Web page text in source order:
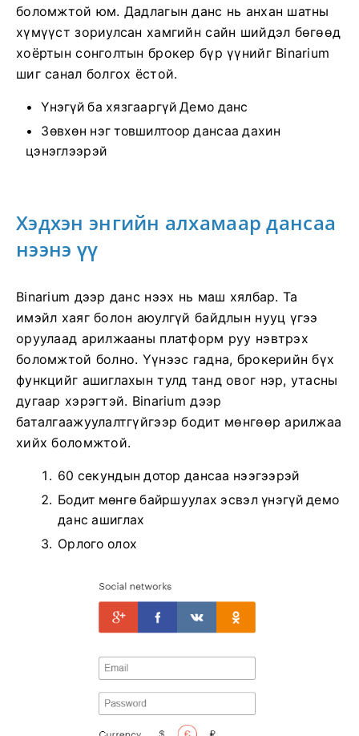
боломжтой юм. Дадлагын данс нь анхан шатны
хүмүүст зориулсан хамгийн сайн шийдэл бөгөөд
хоёртын сонголтын брокер бүр үүнийг Binarium
шиг санал болгох ёстой.
Үнэгүй ба хязгааргүй Демо данс
Зөвхөн нэг товшилтоор дансаа дахин
цэнэглээрэй
Хэдхэн энгийн алхамаар дансаа
нээнэ үү
Binarium дээр данс нээх нь маш хялбар. Та
имэйл хаяг болон аюулгүй байдлын нууц үгээ
оруулаад арилжааны платформ руу нэвтрэх
боломжтой болно. Үүнээс гадна, брокерийн бүх
функцийг ашиглахын тулд танд овог нэр, утасны
дугаар хэрэгтэй. Binarium дээр
баталгаажуулалтгүйгээр бодит мөнгөөр ​​арилжаа
хийх боломжтой.
60 секундын дотор дансаа нээгээрэй
Бодит мөнгө байршуулах эсвэл үнэгүй демо
данс ашиглах
Орлого олох